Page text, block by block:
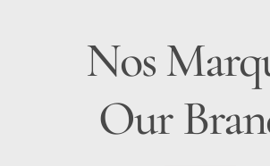
Nos
Our